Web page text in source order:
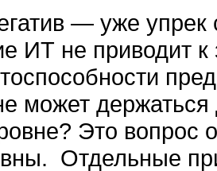
— уже
ИТ не приводит
может
Это вопрос
Отдельные